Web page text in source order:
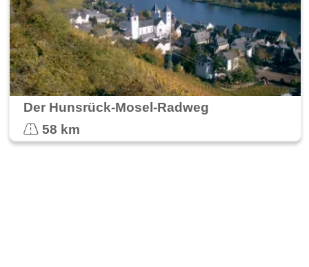
Der Hunsrück-Mosel-Radweg
58 km